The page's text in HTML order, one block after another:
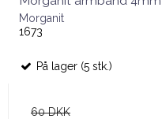
Morganit
1673
På lager (5 stk.)
60 DKK